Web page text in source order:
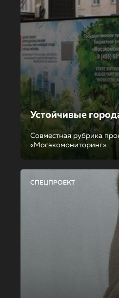
Устойчивые
Совместная рубрика
«Мосэкомониторинг»
СПЕЦПРОЕКТ